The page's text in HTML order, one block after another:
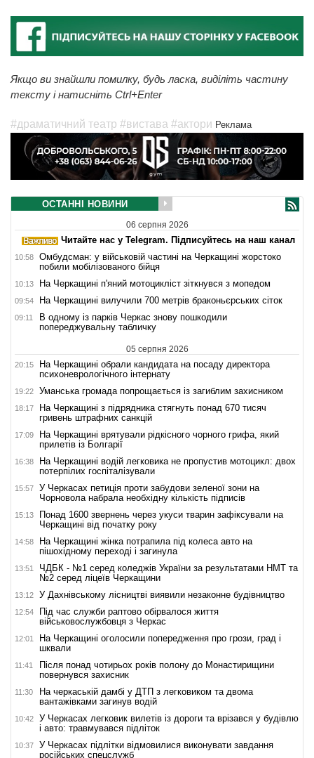
Якщо ви знайшли помилку, будь ласка, виділіть частину
тексту і натисніть Ctrl+Enter
#драматичний театр #вистава #актори Реклама
ОСТАННІ НОВИНИ
06 серпня 2026
Читайте нас у Telegram. Підписуйтесь на наш канал
10:58
Омбудсман: у військовій частині на Черкащині жорстоко
побили мобілізованого бійця
10:13 На Черкащині п'яний мотоцикліст зіткнувся з мопедом
09:54 На Черкащині вилучили 700 метрів браконьєрських сіток
09:11
В одному із парків Черкас знову пошкодили
попереджувальну табличку
05 серпня 2026
20:15
На Черкащині обрали кандидата на посаду директора
психоневрологічного інтернату
19:22 Уманська громада попрощається із загиблим захисником
18:17
На Черкащині з підрядника стягнуть понад 670 тисяч
гривень штрафних санкцій
17:09
На Черкащині врятували рідкісного чорного грифа, який
прилетів із Болгарії
16:38
На Черкащині водій легковика не пропустив мотоцикл: двох
потерпілих госпіталізували
15:57
У Черкасах петиція проти забудови зеленої зони на
Чорновола набрала необхідну кількість підписів
15:13
Понад 1600 звернень через укуси тварин зафіксували на
Черкащині від початку року
14:58
На Черкащині жінка потрапила під колеса авто на
пішохідному переході і загинула
13:51
ЧДБК - №1 серед коледжів України за результатами НМТ та
№2 серед ліцеїв Черкащини
13:12 У Дахнівському лісництві виявили незаконне будівництво
12:54
Під час служби раптово обірвалося життя
військовослужбовця з Черкас
12:01
На Черкащині оголосили попередження про грози, град і
шквали
11:41
Після понад чотирьох років полону до Монастирищини
повернувся захисник
11:30
На черкаській дамбі у ДТП з легковиком та двома
вантажівками загинув водій
10:42
У Черкасах легковик вилетів із дороги та врізався у будівлю
і авто: травмувався підліток
10:37
У Черкасах підлітки відмовилися виконувати завдання
російських спецслужб